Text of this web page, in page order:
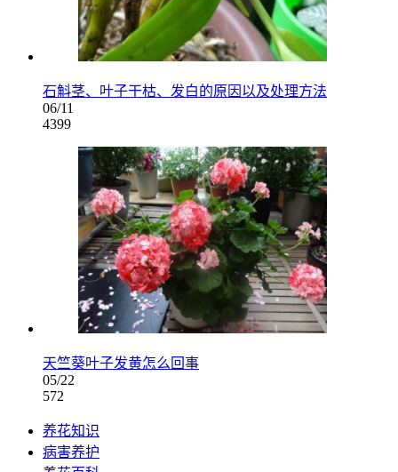
石斛茎、叶子干枯、发白的原因以及处理方法
06/11
4399
天竺葵叶子发黄怎么回事
05/22
572
养花知识
病害养护